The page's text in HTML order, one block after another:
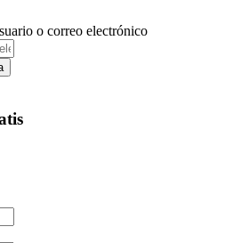
o correo electrónico